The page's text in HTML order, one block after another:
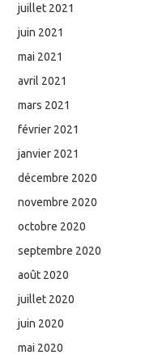
juillet 2021
juin 2021
mai 2021
avril 2021
mars 2021
février 2021
janvier 2021
décembre 2020
novembre 2020
octobre 2020
septembre 2020
août 2020
juillet 2020
juin 2020
mai 2020